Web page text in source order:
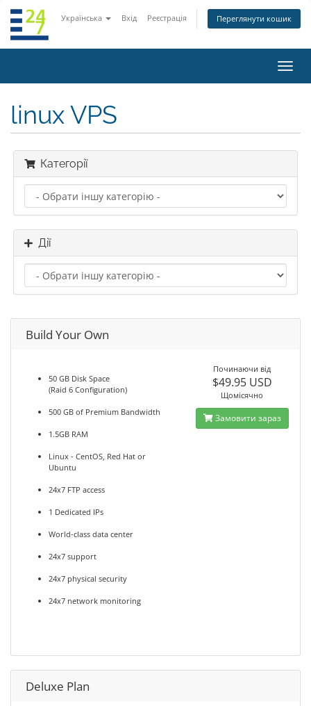
Українська Вхід Реєстрація Переглянути кошик
linux VPS
Категорії
Дії
Build Your Own
50 GB Disk Space
(Raid 6 Configuration)
500 GB of Premium Bandwidth
1.5GB RAM
Linux - CentOS, Red Hat or
Ubuntu
24x7 FTP access
1 Dedicated IPs
World-class data center
24x7 support
24x7 physical security
24x7 network monitoring
Починаючи від
$49.95 USD
Щомісячно
Замовити зараз
Deluxe Plan